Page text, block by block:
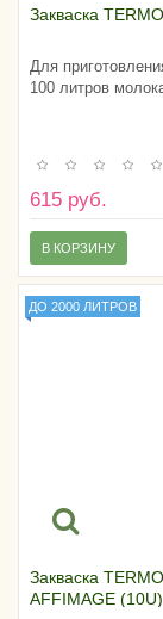
Закваска
Для
100 литров
615 руб.
В КОРЗИНУ
ДО 2000 ЛИТРОВ
Закваска
AFFIMAGE (10U)